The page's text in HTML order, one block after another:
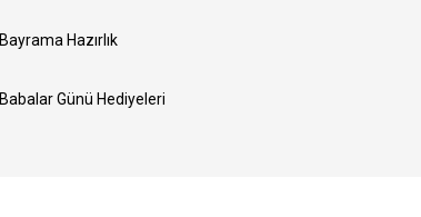
Bayrama Hazırlık
Babalar Günü Hediyeleri